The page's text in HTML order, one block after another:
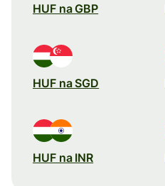
HUF na GBP
HUF na SGD
HUF na INR